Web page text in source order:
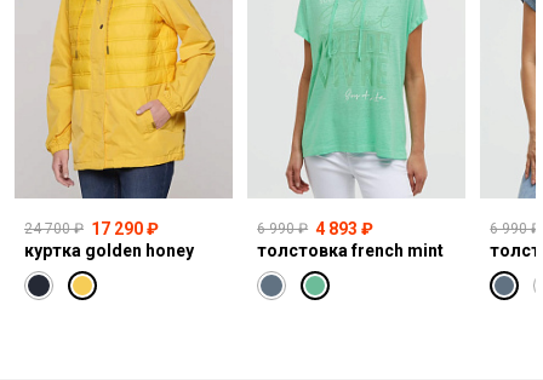
24 700 ₽ 17 290 ₽
куртка golden honey
6 990 ₽ 4 893 ₽
толстовка french mint
6 990 ₽